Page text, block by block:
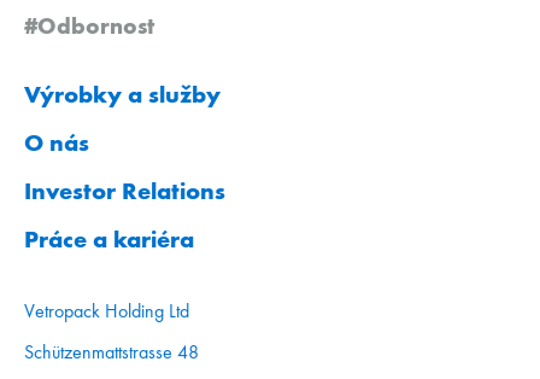
#Odbornost
Výrobky a služby
O nás
Investor Relations
Práce a kariéra
Vetropack Holding Ltd
Schützenmattstrasse 48